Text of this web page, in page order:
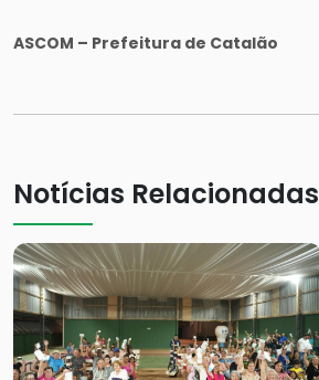
ASCOM – Prefeitura de Catalão
Notícias Relacionadas